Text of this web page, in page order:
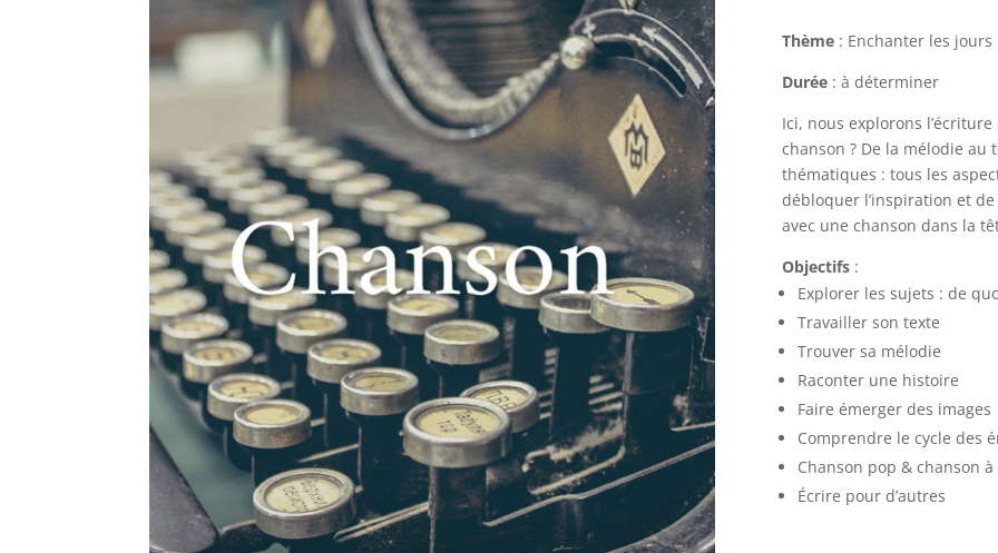
Thème: Enchanter les jours
Durée: à déterminer
Ici, nous explorons
chanson ? De la mélodie au
thématiques : tous les
débloquer l’inspiration et
avec une chanson dans la
Objectifs :
Explorer les sujets : de
Travailler son texte
Trouver sa mélodie
Raconter une histoire
Faire émerger des images
Comprendre le cycle des
Chanson pop & chanson à
Écrire pour d’autres